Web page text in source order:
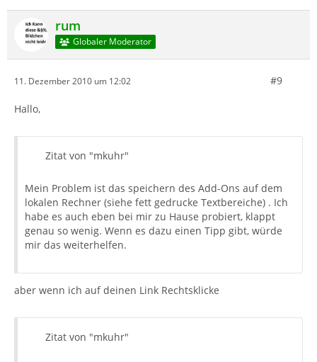
rum
Globaler Moderator
11. Dezember 2010 um 12:02 #9
Hallo,
Zitat von "mkuhr"
Mein Problem ist das speichern des Add-Ons auf dem
lokalen Rechner (siehe fett gedrucke Textbereiche) . Ich
habe es auch eben bei mir zu Hause probiert, klappt
genau so wenig. Wenn es dazu einen Tipp gibt, würde
mir das weiterhelfen.
aber wenn ich auf deinen Link Rechtsklicke
Zitat von "mkuhr"